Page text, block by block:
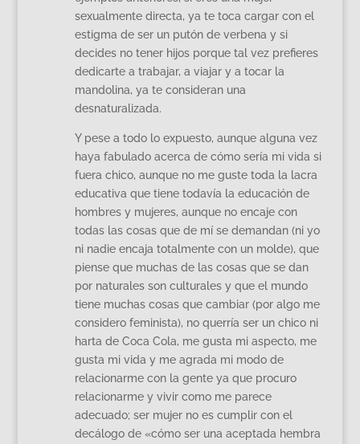
sexualmente directa, ya te toca cargar con el
estigma de ser un putón de verbena y si
decides no tener hijos porque tal vez prefieres
dedicarte a trabajar, a viajar y a tocar la
mandolina, ya te consideran una
desnaturalizada.
Y pese a todo lo expuesto, aunque alguna vez
haya fabulado acerca de cómo sería mi vida si
fuera chico, aunque no me guste toda la lacra
educativa que tiene todavía la educación de
hombres y mujeres, aunque no encaje con
todas las cosas que de mí se demandan (ni yo
ni nadie encaja totalmente con un molde), que
piense que muchas de las cosas que se dan
por naturales son culturales y que el mundo
tiene muchas cosas que cambiar (por algo me
considero feminista), no querría ser un chico ni
harta de Coca Cola, me gusta mi aspecto, me
gusta mi vida y me agrada mi modo de
relacionarme con la gente ya que procuro
relacionarme y vivir como me parece
adecuado; ser mujer no es cumplir con el
decálogo de «cómo ser una aceptada hembra